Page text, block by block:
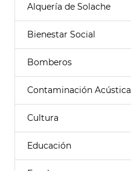
Alquería de Solache
Bienestar Social
Bomberos
Contaminación Acústica
Cultura
Educación